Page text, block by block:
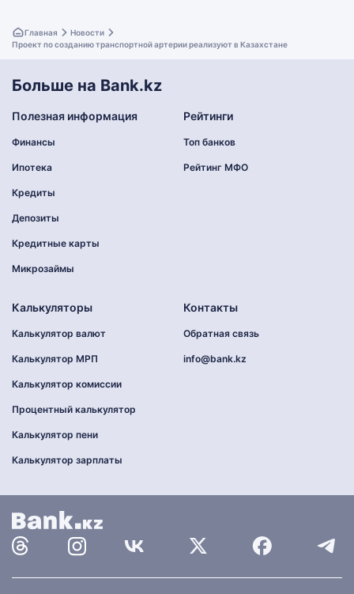
Главная
Новости
Проект по созданию транспортной артерии реализуют в Казахстане
Больше на Bank.kz
Полезная информация
Финансы
Ипотека
Кредиты
Депозиты
Кредитные карты
Микрозаймы
Рейтинги
Топ банков
Рейтинг МФО
Калькуляторы
Калькулятор валют
Калькулятор МРП
Калькулятор комиссии
Процентный калькулятор
Калькулятор пени
Калькулятор зарплаты
Контакты
Обратная связь
info@bank.kz